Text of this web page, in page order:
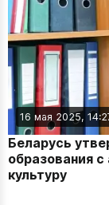
16 мая 2025,
Беларусь
образования
культуру